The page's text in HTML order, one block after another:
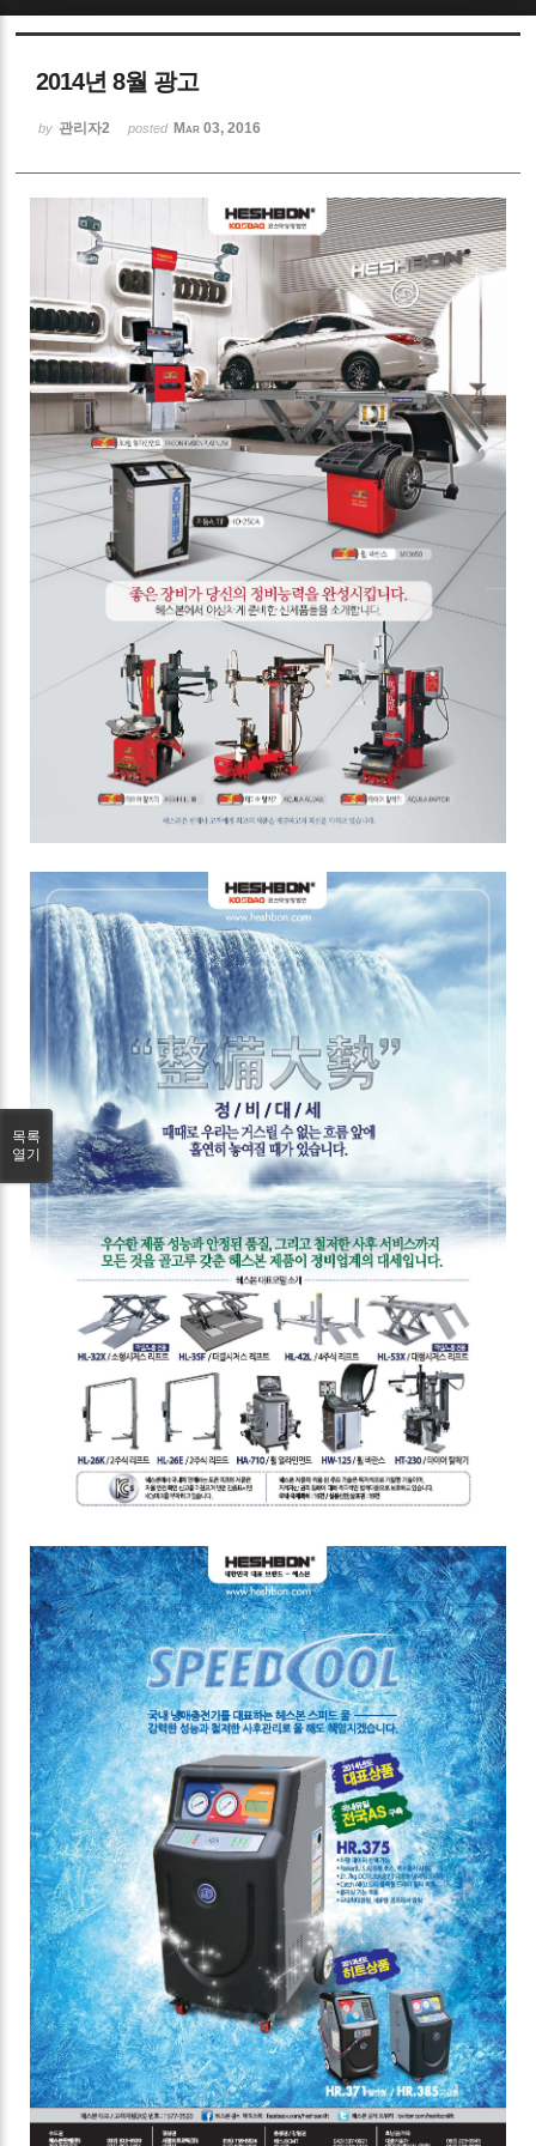
2014년 8월 광고
by 관리자2 posted Mar 03, 2016
목록
열기
Sketchbook5, 스케치북5
Sketchbook5, 스케치북5